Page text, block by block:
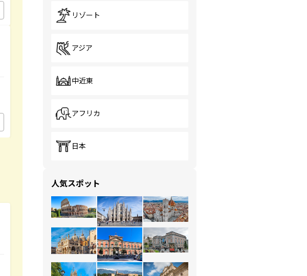
リゾート
アジア
中近東
アフリカ
日本
人気スポット